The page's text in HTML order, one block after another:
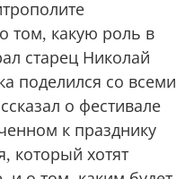
том, какую роль в
старец Николай
поделился со всеми
о фестивале
к празднику
который хотят